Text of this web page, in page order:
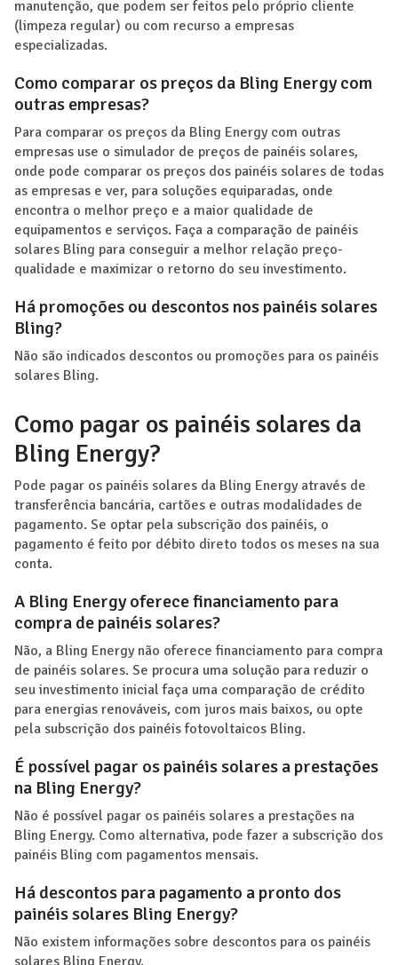
manutenção, que podem ser feitos pelo próprio cliente
(limpeza regular) ou com recurso a empresas
especializadas.
Como comparar os preços da Bling Energy com
outras empresas?
Para comparar os preços da Bling Energy com outras
empresas use o simulador de preços de painéis solares,
onde pode comparar os preços dos painéis solares de todas
as empresas e ver, para soluções equiparadas, onde
encontra o melhor preço e a maior qualidade de
equipamentos e serviços. Faça a comparação de painéis
solares Bling para conseguir a melhor relação preço-
qualidade e maximizar o retorno do seu investimento.
Há promoções ou descontos nos painéis solares
Bling?
Não são indicados descontos ou promoções para os painéis
solares Bling.
Como pagar os painéis solares da
Bling Energy?
Pode pagar os painéis solares da Bling Energy através de
transferência bancária, cartões e outras modalidades de
pagamento. Se optar pela subscrição dos painéis, o
pagamento é feito por débito direto todos os meses na sua
conta.
A Bling Energy oferece financiamento para
compra de painéis solares?
Não, a Bling Energy não oferece financiamento para compra
de painéis solares. Se procura uma solução para reduzir o
seu investimento inicial faça uma comparação de crédito
para energias renováveis, com juros mais baixos, ou opte
pela subscrição dos painéis fotovoltaicos Bling.
É possível pagar os painéis solares a prestações
na Bling Energy?
Não é possível pagar os painéis solares a prestações na
Bling Energy. Como alternativa, pode fazer a subscrição dos
painéis Bling com pagamentos mensais.
Há descontos para pagamento a pronto dos
painéis solares Bling Energy?
Não existem informações sobre descontos para os painéis
solares Bling Energy.